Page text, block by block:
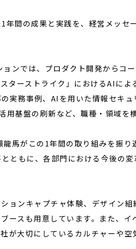
間の成果と実践を、経営メッセ
ンでは、プロダクト開発からコー
ターストライク」におけるAIによ
実務事例、AIを用いた情報セキュ
基盤の刷新など、職種・領域を
馬がこの1年間の取り組みを振り
ともに、各部門における今後の
ンキャプチャ体験、デザイン組
ースも用意しています。また、イ
が大切にしているカルチャーや空